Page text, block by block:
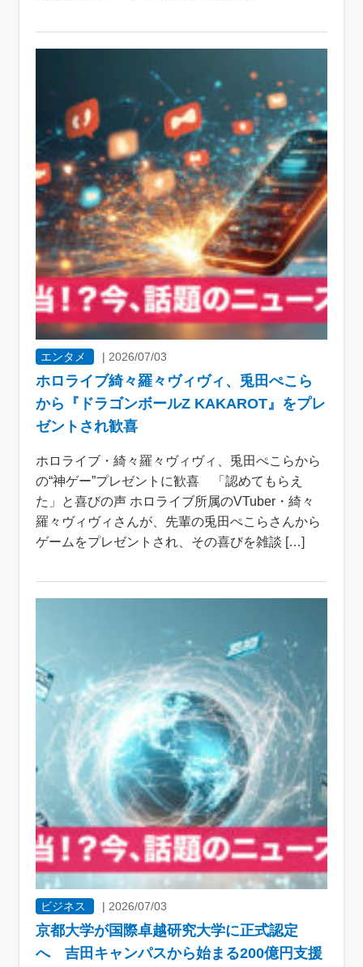
エンタメ | 2026/07/03
ホロライブ綺々羅々ヴィヴィ、兎田ぺこら
から『ドラゴンボールZ KAKAROT』をプレ
ゼントされ歓喜
ホロライブ・綺々羅々ヴィヴィ、兎田ぺこらから
の“神ゲー”プレゼントに歓喜 「認めてもらえ
た」と喜びの声 ホロライブ所属のVTuber・綺々
羅々ヴィヴィさんが、先輩の兎田ぺこらさんから
ゲームをプレゼントされ、その喜びを雑談 […]
ビジネス |2026/07/03
京都大学が国際卓越研究大学に正式認定
へ 吉田キャンパスから始まる200億円支援